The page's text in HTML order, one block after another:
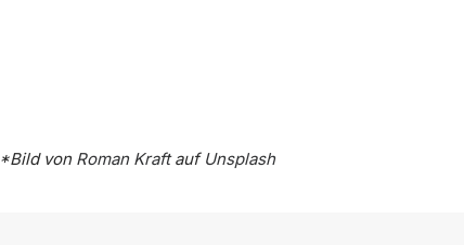
*Bild von Roman Kraftauf Unsplash